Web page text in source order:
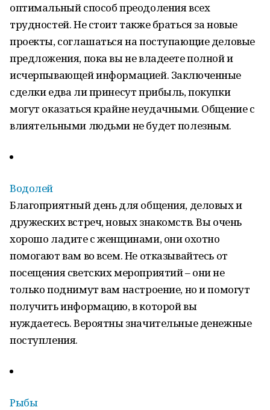
оптимальный способ преодоления всех
трудностей. Не стоит также браться за новые
проекты, соглашаться на поступающие деловые
предложения, пока вы не владеете полной и
исчерпывающей информацией. Заключенные
сделки едва ли принесут прибыль, покупки
могут оказаться крайне неудачными. Общение с
влиятельными людьми не будет полезным.
Водолей
Благоприятный день для общения, деловых и
дружеских встреч, новых знакомств. Вы очень
хорошо ладите с женщинами, они охотно
помогают вам во всем. Не отказывайтесь от
посещения светских мероприятий – они не
только поднимут вам настроение, но и помогут
получить информацию, в которой вы
нуждаетесь. Вероятны значительные денежные
поступления.
Рыбы